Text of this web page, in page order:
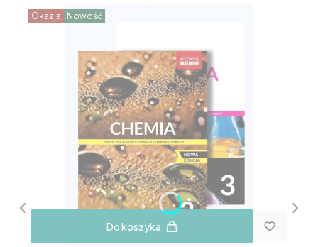
Okazja Nowość
Do koszyka